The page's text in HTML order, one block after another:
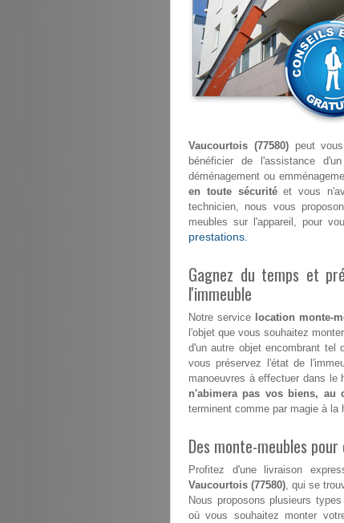
Vaucourtois (77580)peut vous
bénéficier de l'assistance
déménagement ou
en toute sécuritéet vous
technicien, nous vous
meubles sur l'appareil, pour
prestations.
Gagnez du temps et
l'immeuble
Notre service location monte-
l'objet que vous souhaitez
d'un autre objet encombrant
vous préservez l'état de
manoeuvres à effectuer dans le
n'abimera pas vos biens, au
terminent comme par magie à la
Des monte-meubles pour
Profitez d'une livraison
Vaucourtois (77580), qui se
Nous proposons plusieurs
où vous souhaitez monter